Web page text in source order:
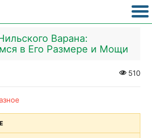
Варана:
в Его Размере и Мощи
510